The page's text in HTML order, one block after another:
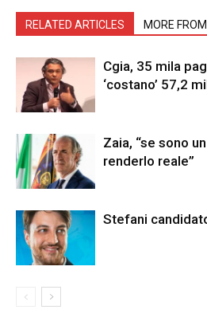
RELATED ARTICLES MORE
Cgia, 35 mila
‘costano’ 57,2
Zaia, “se sono
renderlo reale”
Stefani